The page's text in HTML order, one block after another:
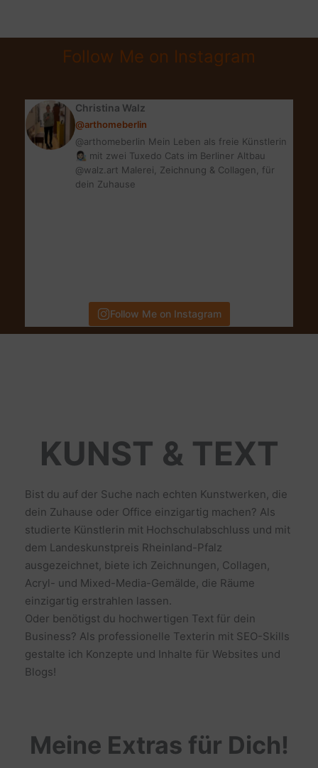
SUPER
Follow Me on Instagram
Christina Walz
@arthomeberlin
@arthomeberlin Mein Leben als freie Künstlerin
👩🏻‍🎨 mit zwei Tuxedo Cats im Berliner Altbau
@walz.art Malerei, Zeichnung & Collagen, für
dein Zuhause
Follow Me on Instagram
KUNST & TEXT
Bist du auf der Suche nach echten Kunstwerken, die
dein Zuhause oder Office einzigartig machen? Als
studierte Künstlerin mit Hochschulabschluss und mit
dem Landeskunstpreis Rheinland-Pfalz
ausgezeichnet, biete ich Zeichnungen, Collagen,
Acryl- und Mixed-Media-Gemälde, die Räume
einzigartig erstrahlen lassen.
Oder benötigst du hochwertigen Text für dein
Business? Als professionelle Texterin mit SEO-Skills
gestalte ich Konzepte und Inhalte für Websites und
Blogs!
Meine Extras für Dich!